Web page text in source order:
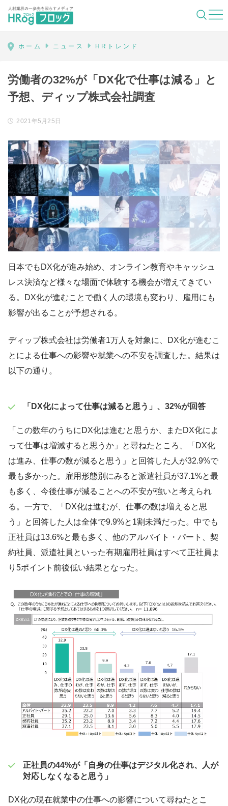
HRog | 人材業界の一歩先を照らすメディ
ホーム ニュース HRトレンド
労働者の32%が「DX化で仕事は減る」と
予想、ディップ株式会社調査
2021年5月25日
日本でもDX化が進み始め、オンライン教育やキャッシュ
レス決済など様々な場面で体験する機会が増えてきてい
る。DX化が進むことで働く人の環境も変わり、雇用にも
影響が出ることが予想される。
ディップ株式会社は労働者1万人を対象に、DX化が進むこ
とによる仕事への影響や就業への不安を調査した。結果は
以下の通り。
「DX化によって仕事は減ると思う」、32%が回答
「この数年のうちにDX化は進むと思うか、またDX化によ
って仕事は増減すると思うか」と尋ねたところ、「DX化
は進み、仕事の数が減ると思う」と回答した人が32.9%で
最も多かった。雇用形態別にみると派遣社員が37.1%と最
も多く、今後仕事が減ることへの不安が強いと考えられ
る。一方で、「DX化は進むが、仕事の数は増えると思
う」と回答した人は全体で9.9%と1割未満だった。中でも
正社員は13.6%と最も多く、他のアルバイト・パート、契
約社員、派遣社員といった有期雇用社員はすべて正社員よ
り5ポイント前後低い結果となった。
正社員の44%が「自身の仕事はデジタル化され、人が
対応しなくなると思う」
DX化の現在就業中の仕事への影響について尋ねたとこ